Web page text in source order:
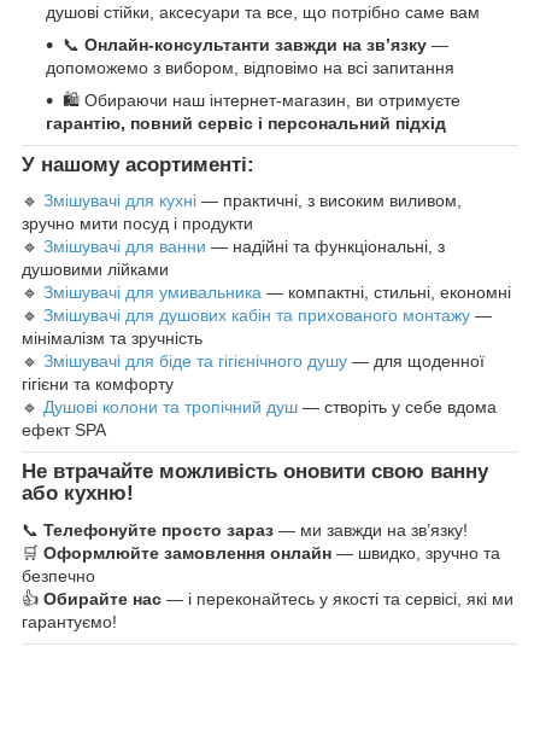
душові стійки, аксесуари та все, що потрібно саме вам
📞 Онлайн-консультанти завжди на зв’язку —
допоможемо з вибором, відповімо на всі запитання
🛍️ Обираючи наш інтернет-магазин, ви отримуєте
гарантію, повний сервіс і персональний підхід
У нашому асортименті:
🔹 Змішувачі для кухні — практичні, з високим виливом,
зручно мити посуд і продукти
🔹 Змішувачі для ванни — надійні та функціональні, з
душовими лійками
🔹 Змішувачі для умивальника — компактні, стильні, економні
🔹 Змішувачі для душових кабін та прихованого монтажу —
мінімалізм та зручність
🔹 Змішувачі для біде та гігієнічного душу — для щоденної
гігієни та комфорту
🔹 Душові колони та тропічний душ — створіть у себе вдома
ефект SPA
Не втрачайте можливість оновити свою ванну
або кухню!
📞 Телефонуйте просто зараз — ми завжди на зв’язку!
🛒 Оформлюйте замовлення онлайн — швидко, зручно та
безпечно
👍 Обирайте нас — і переконайтесь у якості та сервісі, які ми
гарантуємо!